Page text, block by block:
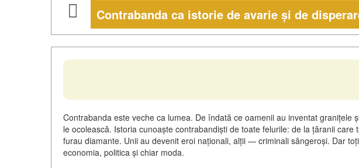
Contrabanda ca istorie de avarie și de
Contrabanda este veche ca lumea. De îndată ce oamenii au inventat granițele
le ocolească. Istoria cunoaște contrabandiști de toate felurile: de la țăranii
furau diamante. Unii au devenit eroi naționali, alții — criminali sângeroși. Dar
economia, politica și chiar moda.